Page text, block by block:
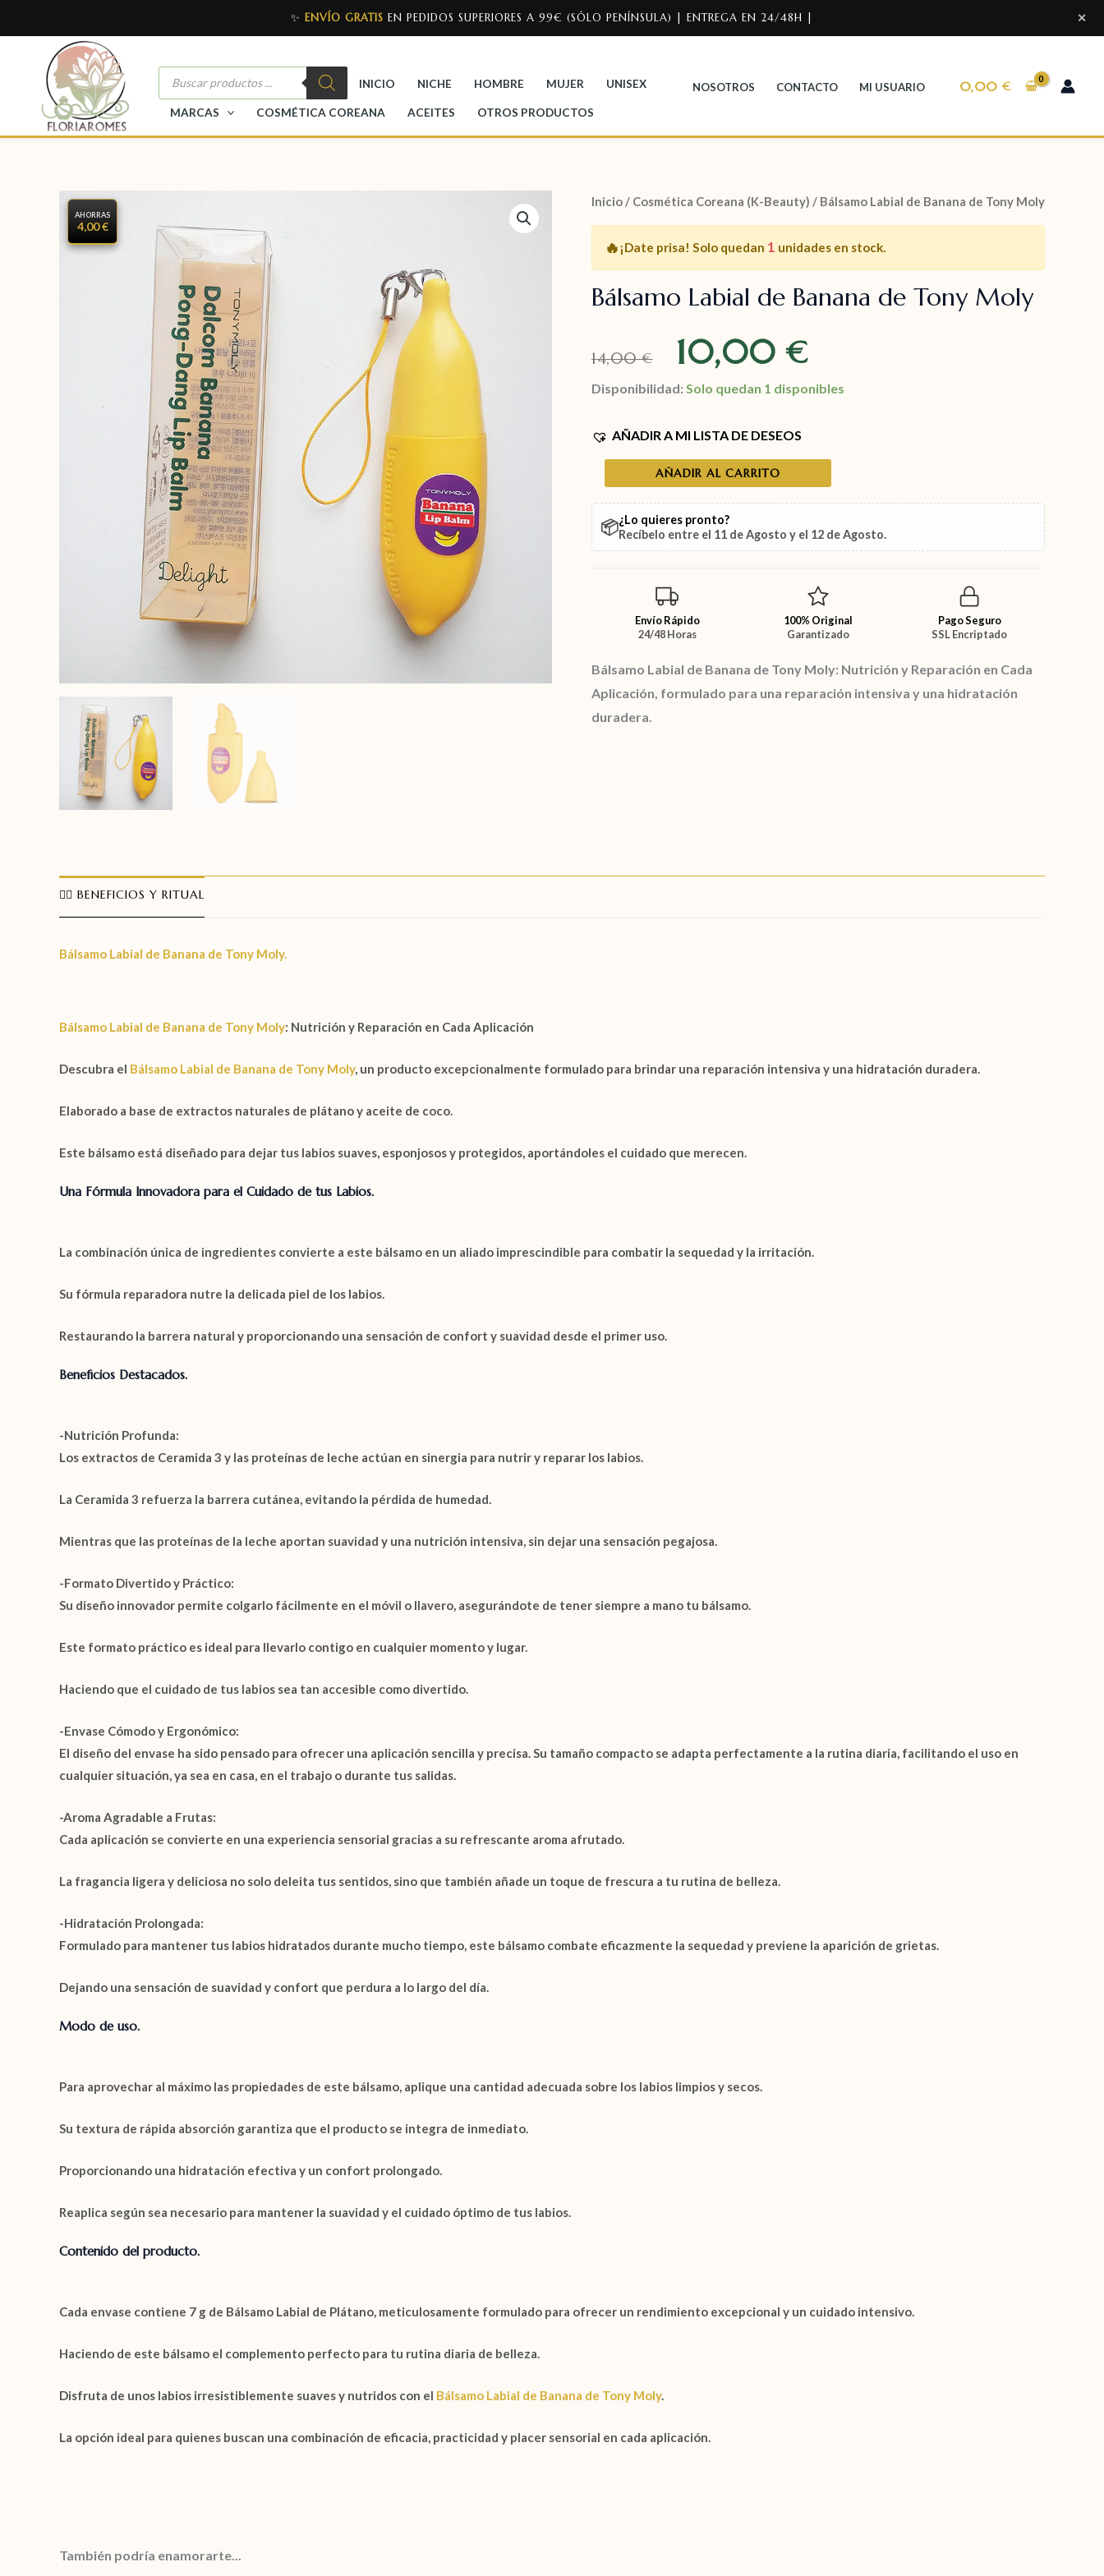
✨ ENVÍO GRATIS EN PEDIDOS SUPERIORES A 99€ (SÓLO PENÍNSULA) | ENTREGA EN 24/48H | ✕
INICIO NICHE HOMBRE MUJER UNISEX
MARCAS COSMÉTICA COREANA ACEITES OTROS PRODUCTOS
NOSOTROS CONTACTO MI USUARIO 0,00€
AHORRAS
4,00 €
Inicio/ Cosmética Coreana (K-Beauty) / Bálsamo Labial de Banana de Tony Moly
🔥¡Date prisa! Solo quedan 1 unidades en stock.
Bálsamo Labial de Banana de Tony Moly
14,00€ 10,00€
Disponibilidad: Solo quedan 1 disponibles
AÑADIR A MI LISTA DE DESEOS
AÑADIR AL CARRITO
📦¿Lo quieres pronto?
Recíbelo entre el 11 de Agosto y el 12 de Agosto.
Envío Rápido
24/48 Horas
100% Original
Garantizado
Pago Seguro
SSL Encriptado
Bálsamo Labial de Banana de Tony Moly: Nutrición y Reparación en Cada
Aplicación, formulado para una reparación intensiva y una hidratación
duradera.
🧖‍♀️ BENEFICIOS Y RITUAL
Bálsamo Labial de Banana de Tony Moly.
Bálsamo Labial de Banana de Tony Moly: Nutrición y Reparación en Cada Aplicación
Descubra el Bálsamo Labial de Banana de Tony Moly, un producto excepcionalmente formulado para brindar una reparación intensiva y una hidratación duradera.
Elaborado a base de extractos naturales de plátanoy aceite de coco.
Este bálsamo está diseñado para dejar tus labios suaves, esponjosos y protegidos, aportándoles el cuidado que merecen.
Una Fórmula Innovadora para el Cuidado de tus Labios.
La combinación única de ingredientes convierte a este bálsamo en un aliado imprescindible para combatir la sequedad y la irritación.
Su fórmula reparadora nutre la delicada piel de los labios.
Restaurando la barrera natural y proporcionando una sensación de confort y suavidad desde el primer uso.
Beneficios Destacados.
-Nutrición Profunda:
Los extractos de Ceramida 3 y las proteínas de leche actúan en sinergia para nutrir y reparar los labios.
La Ceramida 3 refuerza la barrera cutánea, evitando la pérdida de humedad.
Mientras que las proteínas de la leche aportan suavidad y una nutrición intensiva, sin dejar una sensación pegajosa.
-Formato Divertido y Práctico:
Su diseño innovador permite colgarlo fácilmente en el móvil o llavero, asegurándote de tener siempre a mano tu bálsamo.
Este formato práctico es ideal para llevarlo contigo en cualquier momento y lugar.
Haciendo que el cuidado de tus labios sea tan accesible como divertido.
-Envase Cómodo y Ergonómico:
El diseño del envase ha sido pensado para ofrecer una aplicación sencilla y precisa. Su tamaño compacto se adapta perfectamente a la rutina diaria, facilitando el uso en
cualquier situación, ya sea en casa, en el trabajo o durante tus salidas.
-Aroma Agradable a Frutas:
Cada aplicación se convierte en una experiencia sensorial gracias a su refrescante aroma afrutado.
La fragancia ligera y deliciosa no solo deleita tus sentidos, sino que también añade un toque de frescura a tu rutina de belleza.
-Hidratación Prolongada:
Formulado para mantener tus labios hidratados durante mucho tiempo, este bálsamo combate eficazmente la sequedad y previene la aparición de grietas.
Dejando una sensación de suavidad y confort que perdura a lo largo del día.
Modo de uso.
Para aprovechar al máximo las propiedades de este bálsamo, aplique una cantidad adecuada sobre los labios limpios y secos.
Su textura de rápida absorción garantiza que el producto se integra de inmediato.
Proporcionando una hidratación efectiva y un confort prolongado.
Reaplica según sea necesario para mantener la suavidad y el cuidado óptimo de tus labios.
Contenido del producto.
Cada envase contiene 7 g de Bálsamo Labial de Plátano , meticulosamente formulado para ofrecer un rendimiento excepcional y un cuidado intensivo.
Haciendo de este bálsamo el complemento perfecto para tu rutina diaria de belleza.
Disfruta de unos labios irresistiblemente suaves y nutridos con el Bálsamo Labial de Banana de Tony Moly.
La opción ideal para quienes buscan una combinación de eficacia, practicidad y placer sensorial en cada aplicación.
También podría enamorarte...